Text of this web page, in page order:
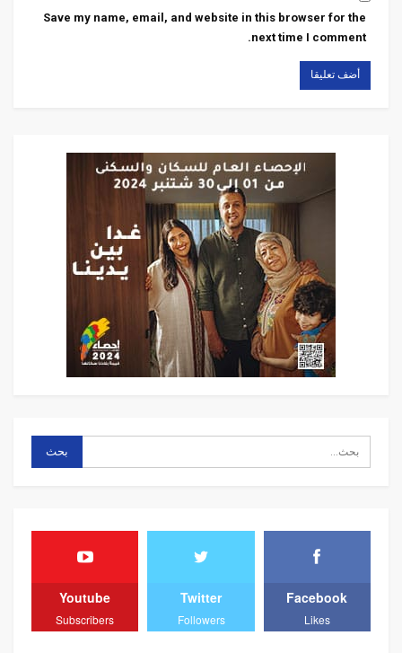
Save my name, email, and website in this browser for the
next time I comment.
Facebook
Likes
Twitter
Followers
Youtube
Subscribers